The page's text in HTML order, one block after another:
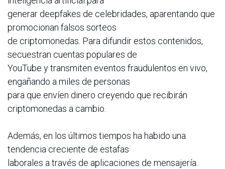
generar deepfakes de celebridades, aparentando que
promocionan falsos sorteos
de criptomonedas. Para difundir estos contenidos,
secuestran cuentas populares de
YouTube y transmiten eventos fraudulentos en vivo,
engañando a miles de personas
para que envíen dinero creyendo que recibirán
criptomonedas a cambio.
Además, en los últimos tiempos ha habido una
tendencia creciente de estafas
laborales a través de aplicaciones de mensajería.